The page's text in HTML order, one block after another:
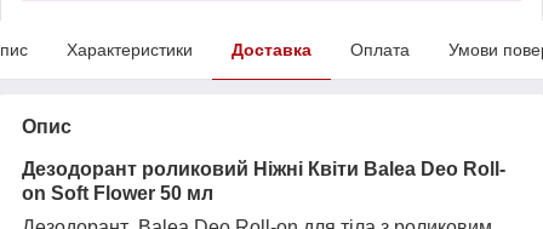
Характеристики Доставка Оплата Умови
Опис
Дезодорант роликовий Ніжні Квіти Balea Deo Roll-
on Soft Flower 50 мл